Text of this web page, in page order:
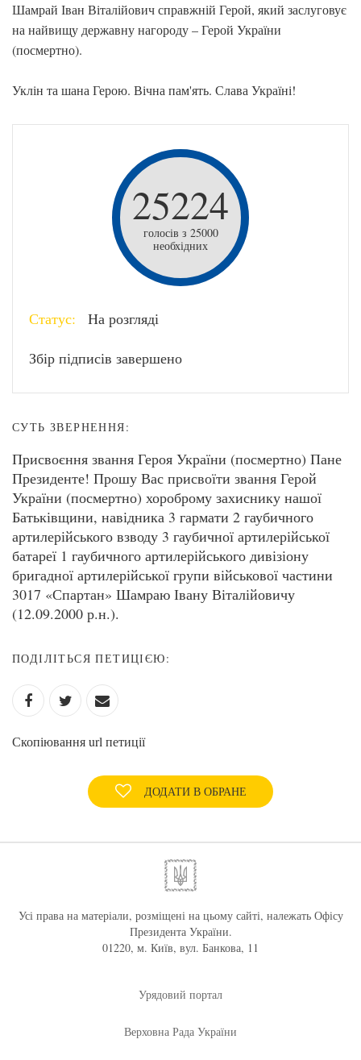
Шамрай Іван Віталійович справжній Герой, який заслуговує
на найвищу державну нагороду – Герой України
(посмертно).
Уклін та шана Герою. Вічна пам'ять. Слава Україні!
25224
голосів з 25000
необхідних
Статус: На розгляді
Збір підписів завершено
СУТЬ ЗВЕРНЕННЯ:
Присвоєння звання Героя України (посмертно) Пане
Президенте! Прошу Вас присвоїти звання Герой
України (посмертно) хороброму захиснику нашої
Батьківщини, навідника 3 гармати 2 гаубичного
артилерійського взводу 3 гаубичної артилерійської
батареї 1 гаубичного артилерійського дивізіону
бригадної артилерійської групи військової частини
3017 «Спартан» Шамраю Івану Віталійовичу
(12.09.2000 р.н.).
ПОДІЛІТЬСЯ ПЕТИЦІЄЮ:
Скопіювання url петиції
ДОДАТИ В ОБРАНЕ
Усі права на матеріали, розміщені на цьому сайті, належать Офісу
Президента України.
01220, м. Київ, вул. Банкова, 11
Урядовий портал
Верховна Рада України